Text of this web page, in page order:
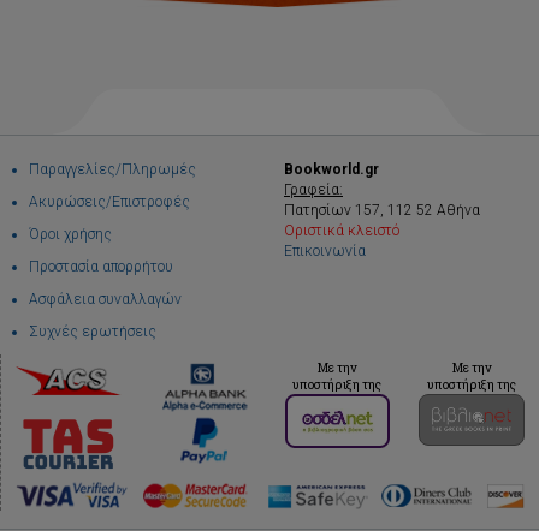
Παραγγελίες/Πληρωμές
Ακυρώσεις/Επιστροφές
Όροι χρήσης
Προστασία απορρήτου
Ασφάλεια συναλλαγών
Συχνές ερωτήσεις
Bookworld.gr
Γραφεία:
Πατησίων 157, 112 52 Αθήνα
Οριστικά κλειστό
Επικοινωνία
Με την
υποστήριξη της
Με την
υποστήριξη της